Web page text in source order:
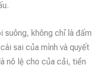
suông, không chỉ là đấm
sai của mình và quyết
nô lệ cho của cải, tiền